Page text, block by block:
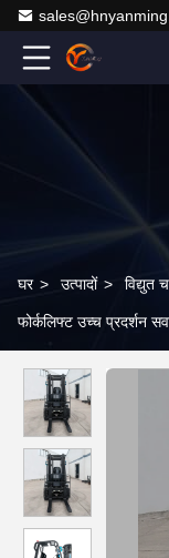
घर > उत्पादों > विद्युत
फोर्कलिफ्ट उच्च प्रदर्शन